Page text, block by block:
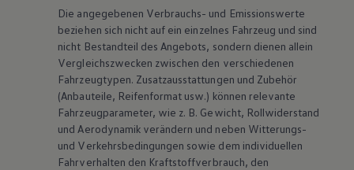
Die angegebenen Verbrauchs- und Emissionswerte
beziehen sich nicht auf ein einzelnes Fahrzeug und sind
nicht Bestandteil des Angebots, sondern dienen allein
Vergleichszwecken zwischen den verschiedenen
Fahrzeugtypen. Zusatzausstattungen und Zubehör
(Anbauteile, Reifenformat usw.) können relevante
Fahrzeugparameter, wie z. B. Gewicht, Rollwiderstand
und Aerodynamik verändern und neben Witterungs-
und Verkehrsbedingungen sowie dem individuellen
Fahrverhalten den Kraftstoffverbrauch, den